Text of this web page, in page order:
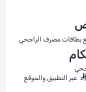
بطاقات مصرف الراجحي
عبر التطبيق والموقع